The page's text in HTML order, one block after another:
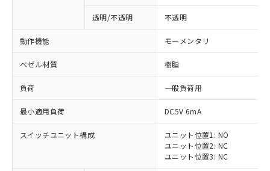
透明/不透明 不透明
動作機能 モーメンタリ
ベゼル材質 樹脂
負荷 一般負荷用
最小適用負荷 DC5V 6mA
スイッチユニット構成
ユニット位置1: NO
ユニット位置2: NC
ユニット位置3: NC